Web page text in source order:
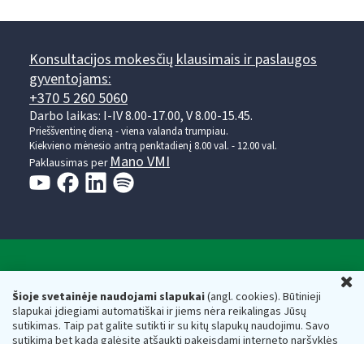
Šioje svetainėje naudojami slapukai(angl. cookies). Būtinieji
slapukai įdiegiami automatiškai ir jiems nėra reikalingas Jūsų
sutikimas. Taip pat galite sutikti ir su kitų slapukų naudojimu. Savo
sutikimą bet kada galėsite atšaukti pakeisdami interneto naršyklės
Konsultacijos mokesčių klausimais ir paslaugos
gyventojams:
+370 5 260 5060
Darbo laikas: I-IV 8.00-17.00, V 8.00-15.45.
Prieššventinę dieną - viena valanda trumpiau.
Kiekvieno mėnesio antrą penktadienį 8.00 val. - 12.00 val.
Paklausimas per Mano VMI
Respublikos finansų ministerijos
Biudžetinė įstaiga. Juridinio asmens kodas — 188659752,
adresas: Vasario 16-osios g. 14, 01107 Vilnius, Lietuva, el.paštas: